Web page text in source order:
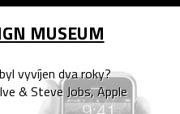
MUSEUM
vyvíjen dva roky?
& Steve Jobs, Apple